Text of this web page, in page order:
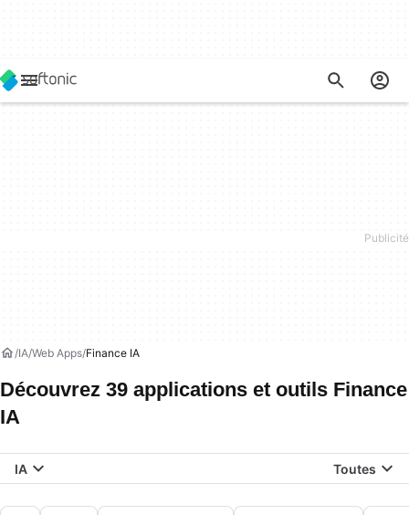
IA Web Apps Finance IA
Découvrez 39 applications et outils Finance
IA
IA Toutes